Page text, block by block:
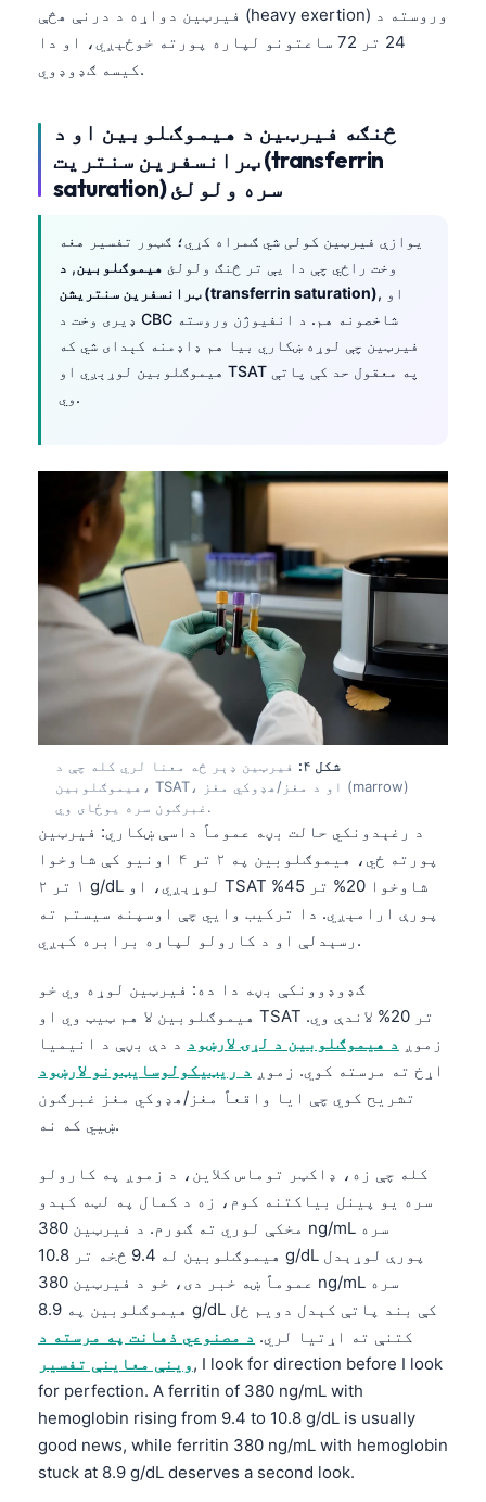
فیرټین دواړه د درنې هڅې (heavy exertion) وروسته د
24 تر 72 ساعتونو لپاره پورته خوځېږي، او دا
کیسه ګډوډوي.
څنګه فیرټین د هیموګلوبین او د
ټرانسفرین سنتریت (transferrin
saturation) سره ولولئ
یوازې فیرټین کولی شي ګمراه کړي؛ ګټور تفسیر هغه
وخت راځي چې دا یې تر څنګ ولولئ هیموګلوبین, د
ټرانسفرین سنتریشن (transferrin saturation), او
ډیری وخت د CBC شاخصونه هم. د انفیوژن وروسته
فیرټین چې لوړه ښکاري بیا هم ډاډمنه کېدای شي که
هیموګلوبین لوړېږي او TSAT په معقول حد کې پاتې
وي.
شکل ۴:
فیرټین ډېر څه معنا لري کله چې د
هیموګلوبین، TSAT، او د مغز/هډوکي مغز (marrow)
غبرګون سره یوځای وي.
د رغېدونکي حالت بڼه عموماً داسې ښکاري: فیرټین
پورته ځي، هیموګلوبین په ۲ تر ۴ اونیو کې شاوخوا
۱ تر ۲ g/dL لوړېږي، او TSAT شاوخوا 20% تر 45%
پورې ارامېږي. دا ترکیب وايي چې اوسپنه سیستم ته
رسېدلې او د کارولو لپاره برابره کېږي.
ګډوډوونکې بڼه دا ده: فیرټین لوړه وي خو
هیموګلوبین لا هم ټیټ وي او TSAT تر 20% لاندې وي.
زموږ د هیموګلوبین د لړۍ لارښود د دې بڼې د انیمیا
اړخ ته مرسته کوي. زموږ د ریټیکولوسایټونو لارښود
تشریح کوي چې ایا واقعاً مغز/هډوکي مغز غبرګون
ښيي که نه.
کله چې زه، ډاکټر توماس کلاین، د زموږ په کارولو
سره یو پینل بیاکتنه کوم، زه د کمال په لټه کېدو
مخکې لوري ته ګورم. د فیرټین 380 ng/mL سره
هیموګلوبین له 9.4 څخه تر 10.8 g/dL پورې لوړېدل
عموماً ښه خبر دی، خو د فیرټین 380 ng/mL سره
هیموګلوبین په 8.9 g/dL کې بند پاتې کېدل دویم ځل
کتنې ته اړتیا لري. د مصنوعي ذهانت په مرسته د
وینې معاینې تفسیر, I look for direction before I look
for perfection. A ferritin of 380 ng/mL with
hemoglobin rising from 9.4 to 10.8 g/dL is usually
good news, while ferritin 380 ng/mL with hemoglobin
stuck at 8.9 g/dL deserves a second look.